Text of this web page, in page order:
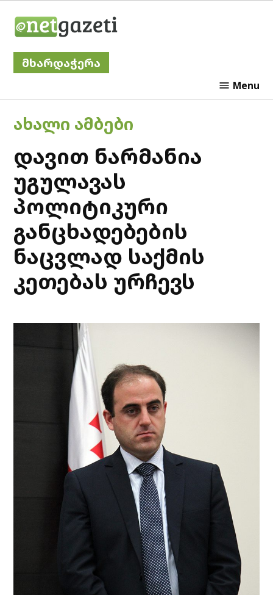
მხარდაჭერა
Menu
POSTED
ᲐᲮᲐᲚᲘ ᲐᲛᲑᲔᲑᲘ
დავით ნარმანია
უგულავას
პოლიტიკური
განცხადებების
ნაცვლად საქმის
კეთებას ურჩევს